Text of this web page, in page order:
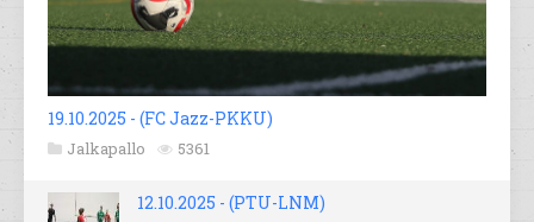
19.10.2025 - (FC Jazz-PKKU)
Jalkapallo 5361
12.10.2025 - (PTU-LNM)